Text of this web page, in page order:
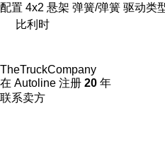
配置 4x2 悬架 弹簧/弹簧 驱动类
比利时
TheTruckCompany
在 Autoline 注册 20 年
联系卖方